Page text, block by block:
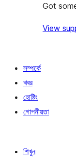
Got
View
সম্পর্কে
খবর
হোষ্টিং
গোপনীয়তা
শিখুন